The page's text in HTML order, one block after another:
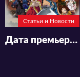
Статьи и Новости
Дата премьеры и новый постер аниме «Kingdom 5th Season»